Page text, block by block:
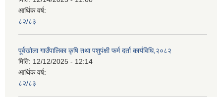
आर्थिक वर्ष:
८२/८३
पूर्वखोला गाउँपालिका कृषि तथा पशुपंक्षी फर्म दर्ता कार्यविधि,२०८२
मिति: 12/12/2025 - 12:14
आर्थिक वर्ष:
८२/८३